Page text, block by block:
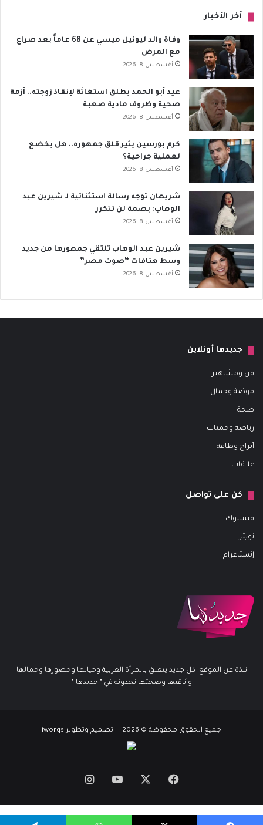
آخر الأخبار
وفاة والد ليونيل ميسي عن 68 عاماً بعد صراع
مع المرض
أغسطس 8, 2026
عيد أبو الحمد يطلق استغاثة لإنقاذ زوجته.. أزمة
صحية وظروف مادية صعبة
أغسطس 8, 2026
كرم بورسين يثير قلق جمهوره.. هل يخضع
لعملية جراحية؟
أغسطس 8, 2026
شريهان توجه رسالة استثنائية لـ شيرين عبد
الوهاب: بصمة لن تتكرر
أغسطس 8, 2026
شيرين عبد الوهاب تلتقي جمهورها من جديد
وسط هتافات “صوت مصر”
أغسطس 8, 2026
جديدها أونلاين
فن ومشاهير
موضة وجمال
صحة
رياضة وحميات
أبراج وطاقة
علاقات
كن على تواصل
فيسبوك
تويتر
إنستاغرام
نبذة عن الموقع: كل جديد يتعلق بالمرأة العربية وحياتها وحضورها وجمالها
وأناقتها وصحتها تجدونه في " جديدها "
جميع الحقوق محفوظة © 2026 تصميم وتطوير iworqs
فيسبوك يوتيوبانستقرام